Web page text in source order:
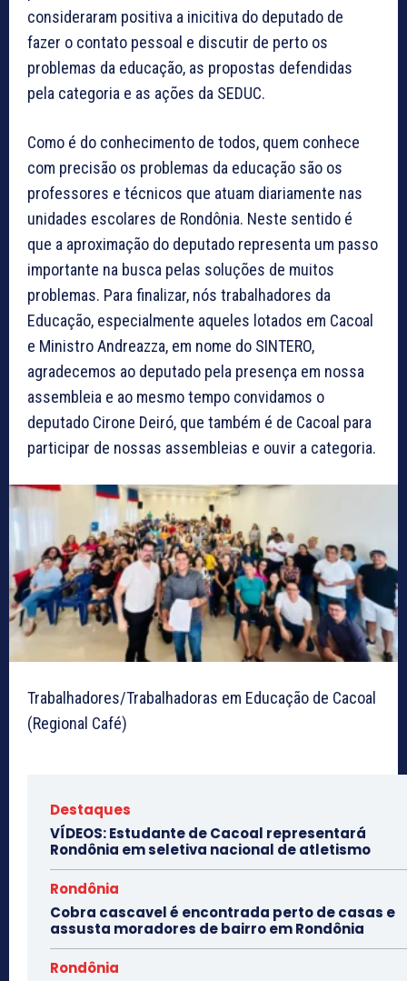
consideraram positiva a inicitiva do deputado de
fazer o contato pessoal e discutir de perto os
problemas da educação, as propostas defendidas
pela categoria e as ações da SEDUC.
Como é do conhecimento de todos, quem conhece
com precisão os problemas da educação são os
professores e técnicos que atuam diariamente nas
unidades escolares de Rondônia. Neste sentido é
que a aproximação do deputado representa um passo
importante na busca pelas soluções de muitos
problemas. Para finalizar, nós trabalhadores da
Educação, especialmente aqueles lotados em Cacoal
e Ministro Andreazza, em nome do SINTERO,
agradecemos ao deputado pela presença em nossa
assembleia e ao mesmo tempo convidamos o
deputado Cirone Deiró, que também é de Cacoal para
participar de nossas assembleias e ouvir a categoria.
Trabalhadores/Trabalhadoras em Educação de Cacoal
(Regional Café)
Destaques
VÍDEOS: Estudante de Cacoal representará
Rondônia em seletiva nacional de atletismo
Rondônia
Cobra cascavel é encontrada perto de casas e
assusta moradores de bairro em Rondônia
Rondônia